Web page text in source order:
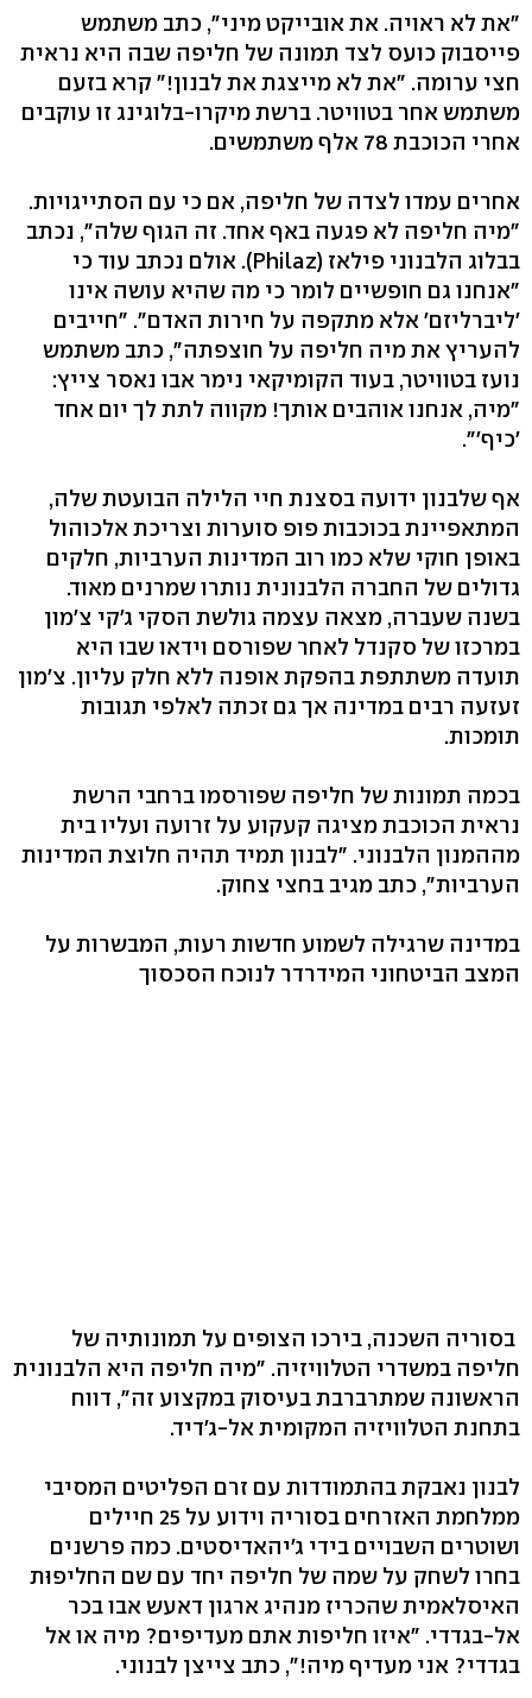
"את לא ראויה. את אובייקט מיני", כתב משתמש
פייסבוק כועס לצד תמונה של חליפה שבה היא נראית
חצי ערומה. "את לא מייצגת את לבנון!" קרא בזעם
משתמש אחר בטוויטר. ברשת מיקרו-בלוגינג זו עוקבים
אחרי הכוכבת 78 אלף משתמשים.
אחרים עמדו לצדה של חליפה, אם כי עם הסתייגויות.
"מיה חליפה לא פגעה באף אחד. זה הגוף שלה", נכתב
בבלוג הלבנוני פילאז (Philaz). אולם נכתב עוד כי
"אנחנו גם חופשיים לומר כי מה שהיא עושה אינו
'ליברליזם' אלא מתקפה על חירות האדם". "חייבים
להעריץ את מיה חליפה על חוצפתה", כתב משתמש
נועז בטוויטר, בעוד הקומיקאי נימר אבו נאסר צייץ:
"מיה, אנחנו אוהבים אותך! מקווה לתת לך יום אחד
'כיף'".
אף שלבנון ידועה בסצנת חיי הלילה הבועטת שלה,
המתאפיינת בכוכבות פופ סוערות וצריכת אלכוהול
באופן חוקי שלא כמו רוב המדינות הערביות, חלקים
גדולים של החברה הלבנונית נותרו שמרנים מאוד.
בשנה שעברה, מצאה עצמה גולשת הסקי ג'קי צ'מון
במרכזו של סקנדל לאחר שפורסם וידאו שבו היא
תועדה משתתפת בהפקת אופנה ללא חלק עליון. צ'מון
זעזעה רבים במדינה אך גם זכתה לאלפי תגובות
תומכות.
בכמה תמונות של חליפה שפורסמו ברחבי הרשת
נראית הכוכבת מציגה קעקוע על זרועה ועליו בית
מההמנון הלבנוני. "לבנון תמיד תהיה חלוצת המדינות
הערביות", כתב מגיב בחצי צחוק.
במדינה שרגילה לשמוע חדשות רעות, המבשרות על
המצב הביטחוני המידרדר לנוכח הסכסוך
בסוריה השכנה, בירכו הצופים על תמונותיה של
חליפה במשדרי הטלוויזיה. "מיה חליפה היא הלבנונית
הראשונה שמתרברבת בעיסוק במקצוע זה", דווח
בתחנת הטלוויזיה המקומית אל-ג'דיד.
לבנון נאבקת בהתמודדות עם זרם הפליטים המסיבי
ממלחמת האזרחים בסוריה וידוע על 25 חיילים
ושוטרים השבויים בידי ג'יהאדיסטים. כמה פרשנים
בחרו לשחק על שמה של חליפה יחד עם שם החליפוּת
האיסלאמית שהכריז מנהיג ארגון דאעש אבו בכר
אל-בגדדי. "איזו חליפות אתם מעדיפים? מיה או אל
בגדדי? אני מעדיף מיה!", כתב צייצן לבנוני.